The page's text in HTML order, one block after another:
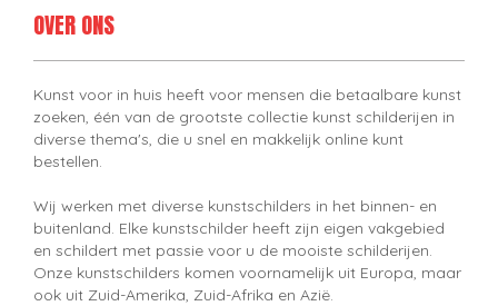
OVER ONS
Kunst voor in huis heeft voor mensen die betaalbare kunst
zoeken, één van de grootste collectie kunst schilderijen in
diverse thema's, die u snel en makkelijk online kunt
bestellen.
Wij werken met diverse kunstschilders in het binnen- en
buitenland. Elke kunstschilder heeft zijn eigen vakgebied
en schildert met passie voor u de mooiste schilderijen.
Onze kunstschilders komen voornamelijk uit Europa, maar
ook uit Zuid-Amerika, Zuid-Afrika en Azië.